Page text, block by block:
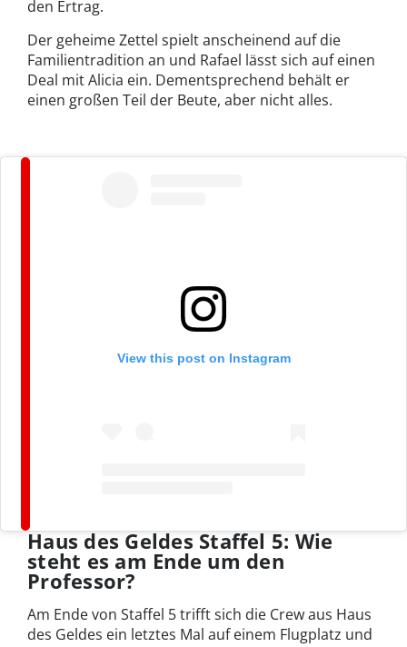
den Ertrag.
Der geheime Zettel spielt anscheinend auf die
Familientradition an und Rafael lässt sich auf einen
Deal mit Alicia ein. Dementsprechend behält er
einen großen Teil der Beute, aber nicht alles.
View this post on Instagram
Haus des Geldes Staffel 5: Wie
steht es am Ende um den
Professor?
Am Ende von Staffel 5 trifft sich die Crew aus Haus
des Geldes ein letztes Mal auf einem Flugplatz und